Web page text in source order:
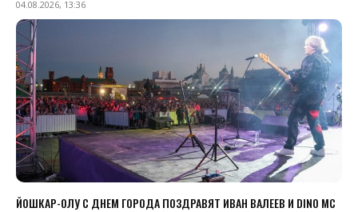
04.08.2026, 13:36
ЙОШКАР-ОЛУ С ДНЕМ ГОРОДА ПОЗДРАВЯТ ИВАН ВАЛЕЕВ И DINO MC